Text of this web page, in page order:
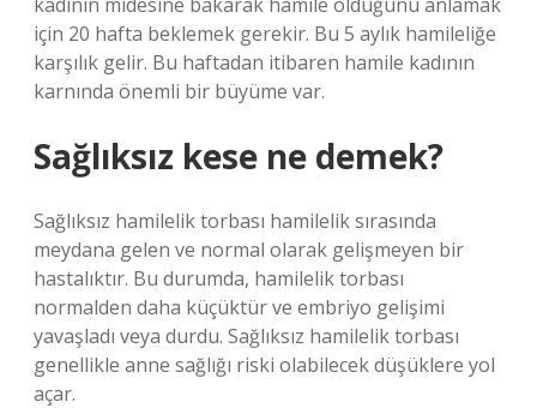
için 20 hafta beklemek gerekir. Bu 5 aylık hamileliğe
karşılık gelir. Bu haftadan itibaren hamile kadının
karnında önemli bir büyüme var.
Sağlıksız kese ne demek?
Sağlıksız hamilelik torbası hamilelik sırasında
meydana gelen ve normal olarak gelişmeyen bir
hastalıktır. Bu durumda, hamilelik torbası
normalden daha küçüktür ve embriyo gelişimi
yavaşladı veya durdu. Sağlıksız hamilelik torbası
genellikle anne sağlığı riski olabilecek düşüklere yol
açar.